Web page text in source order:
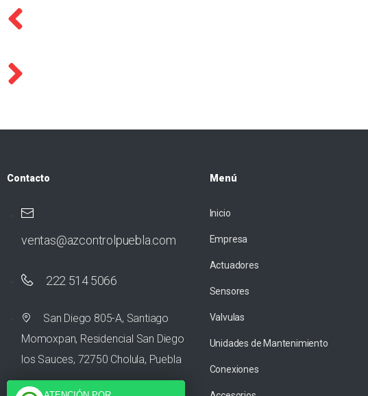
Contacto
ventas@azcontrolpuebla.com
222 514 5066
San Diego 805-A, Santiago
Momoxpan, Residencial San Diego
los Sauces, 72750 Cholula, Puebla
Menú
Inicio
Empresa
Actuadores
Sensores
Valvulas
Unidades de Mantenimiento
Conexiones